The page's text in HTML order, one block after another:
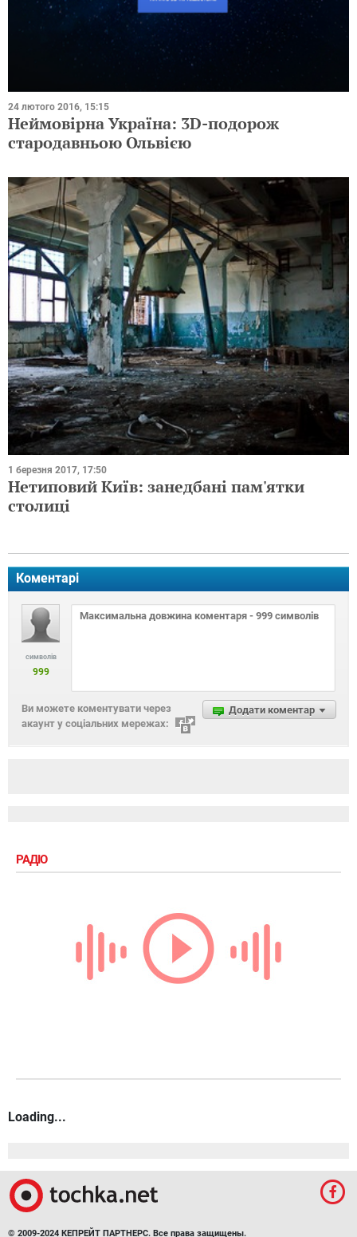
24 лютого 2016, 15:15
Неймовірна Україна: 3D-подорож
стародавньою Ольвією
1 березня 2017, 17:50
Нетиповий Київ: занедбані пам'ятки
столиці
Коментарі
символів
999
Додати коментар
Ви можете коментувати через
акаунт у соціальних мережах:
РАДІО
Loading...
© 2009-2024 КЕПРЕЙТ ПАРТНЕРС. Все права защищены.